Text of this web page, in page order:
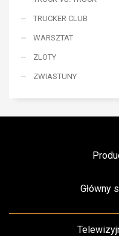
TRUCKER CLUB
WARSZTAT
ZLOTY
ZWIASTUNY
Główny